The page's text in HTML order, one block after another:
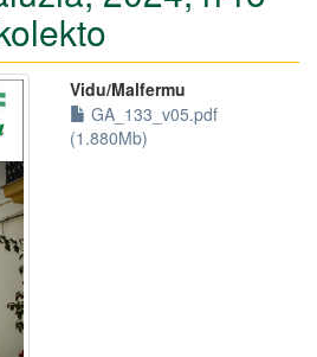
Vidu/Malfermu
GA_133_v05.pdf
(1.880Mb)